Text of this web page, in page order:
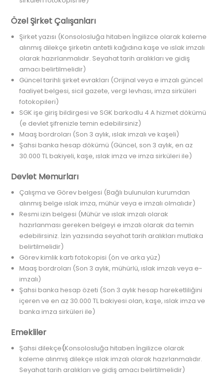
Özel Şirket Çalışanları
Şirket yazısı (Konsolosluğa hitaben İngilizce olarak kaleme
alınmış dilekçe şirketin antetli kağıdına kaşe ve ıslak imzalı
olarak hazırlanmalıdır. Seyahat tarih aralıkları ve gidiş
amacı belirtilmelidir)
Güncel tarihli şirket evrakları (Orijinal veya e imzalı güncel
faaliyet belgesi, sicil gazete, vergi levhası, imza sirküleri
fotokopileri)
SGK işe giriş bildirgesi ve SGK barkodlu 4 A hizmet dökümü
(e devlet şifrenizle temin edebilirsiniz)
Maaş bordroları (Son 3 aylık, ıslak imzalı ve kaşeli)
Şahsi banka hesap dökümü (Güncel, son 3 aylık, en az
30.000 TL bakiyeli, kaşe, ıslak imza ve imza sirküleri ile)
Devlet Memurları
Çalışma ve Görev belgesi (Bağlı bulunulan kurumdan
alınmış belge ıslak imza, mühür veya e imzalı olmalıdır)
Resmi izin belgesi (Mühür ve ıslak imzalı olarak
hazırlanması gereken belgeyi e imzalı olarak da temin
edebilirsiniz. İzin yazısında seyahat tarih aralıkları mutlaka
belirtilmelidir)
Görev kimlik kartı fotokopisi (ön ve arka yüz)
Maaş bordroları (Son 3 aylık, mühürlü, ıslak imzalı veya e-
imzalı)
Şahsi banka hesap özeti (Son 3 aylık hesap hareketliliğini
içeren ve en az 30.000 TL bakiyesi olan, kaşe, ıslak imza ve
banka imza sirküleri ile)
Emekliler
Şahsi dilekçe(Konsolosluğa hitaben İngilizce olarak
kaleme alınmış dilekçe ıslak imzalı olarak hazırlanmalıdır.
Seyahat tarih aralıkları ve gidiş amacı belirtilmelidir)